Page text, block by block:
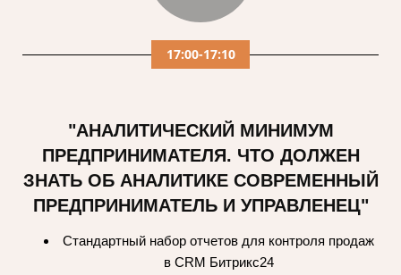
17:00-17:10
"АНАЛИТИЧЕСКИЙ МИНИМУМ
ПРЕДПРИНИМАТЕЛЯ. ЧТО ДОЛЖЕН
ЗНАТЬ ОБ АНАЛИТИКЕ СОВРЕМЕННЫЙ
ПРЕДПРИНИМАТЕЛЬ И УПРАВЛЕНЕЦ"
Стандартный набор отчетов для контроля продаж
в CRM Битрикс24